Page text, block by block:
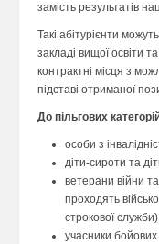
замість результатів
Такі абітурієнти
закладі вищої освіти
контрактні місця з
підставі отриманої
До пільгових
особи з
діти-сироти та
ветерани війни
проходять
строкової
учасники